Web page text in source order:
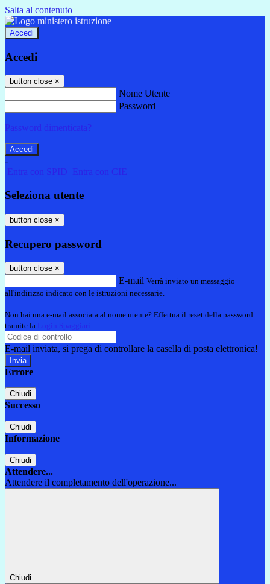
Salta al contenuto
Accedi
Accedi
button close ×
Nome Utente
Password
Password dimenticata?
-
Entra con SPID
Entra con CIE
Seleziona utente
button close ×
Recupero password
button close ×
E-mail Verrà inviato un messaggio
all'indirizzo indicato con le istruzioni necessarie.
Non hai una e-mail associata al nome utente? Effettua il reset della password
tramite la Login Spaggiari
E-mail inviata, si prega di controllare la casella di posta elettronica!
Errore
Chiudi
Successo
Chiudi
Informazione
Chiudi
Attendere...
Attendere il completamento dell'operazione...
Chiudi